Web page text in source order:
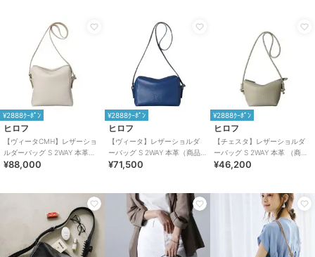
¥2888ｸｰﾎﾟﾝ
ヒロフ
【ヴィータCMH】レザーショ
ルダーバッグ S 2WAY 本革
（商品番号：P25－35531）
¥88,000
¥2888ｸｰﾎﾟﾝ
ヒロフ
【ヴィータ】レザーショルダ
ーバッグ S 2WAY 本革（商品
番号：P25-20020）
¥71,500
¥2888ｸｰﾎﾟﾝ
ヒロフ
【チェスタ】レザーショルダ
ーバッグ S 2WAY 本革 （商品
番号：P25－30615）
¥46,200